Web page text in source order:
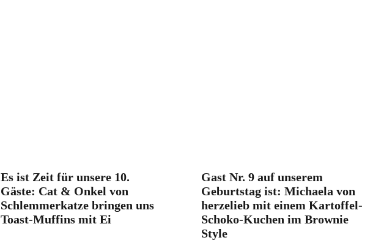
Es ist Zeit für unsere 10.
Gäste: Cat & Onkel von
Schlemmerkatze bringen uns
Toast-Muffins mit Ei
Gast Nr. 9 auf unserem
Geburtstag ist: Michaela von
herzelieb mit einem Kartoffel-
Schoko-Kuchen im Brownie
Style